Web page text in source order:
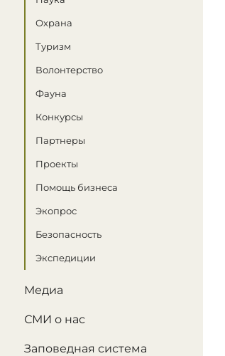
Охрана
Туризм
Волонтерство
Фауна
Конкурсы
Партнеры
Проекты
Помощь бизнеса
Экопрос
Безопасность
Экспедиции
Медиа
СМИ о нас
Заповедная система